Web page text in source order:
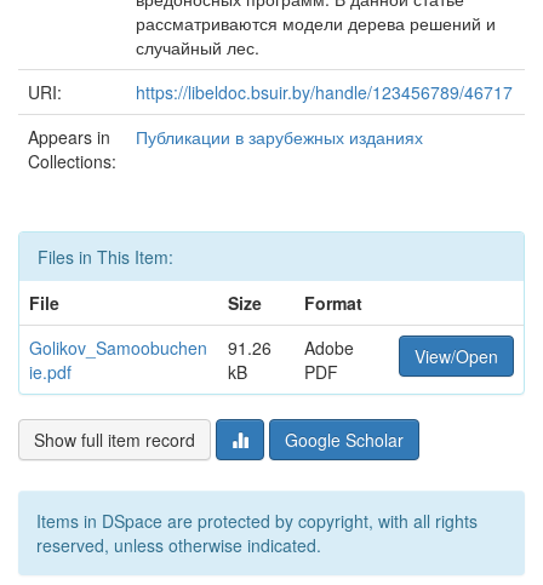
рассматриваются модели дерева решений и
случайный лес.
URI:
https://libeldoc.bsuir.by/handle/123456789/46717
Appears in
Collections:
Публикации в зарубежных изданиях
Files in This Item:
File
Size
Format
Golikov_Samoobuchen
ie.pdf
91.26
kB
Adobe
PDF
View/Open
Show full item record Google Scholar
Items in DSpace are protected by copyright, with all rights
reserved, unless otherwise indicated.